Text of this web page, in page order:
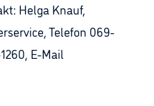
Helga Knauf,
Telefon 069-
E-Mail